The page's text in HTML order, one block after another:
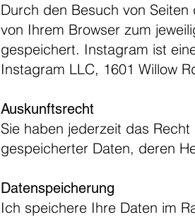
Durch den Besuch von
von Ihrem Browser zum
gespeichert. Instagram ist
Instagram LLC, 1601 Willow
Auskunftsrecht
Sie haben jederzeit das
gespeicherter Daten, deren
Datenspeicherung
Ich speichere Ihre Daten im